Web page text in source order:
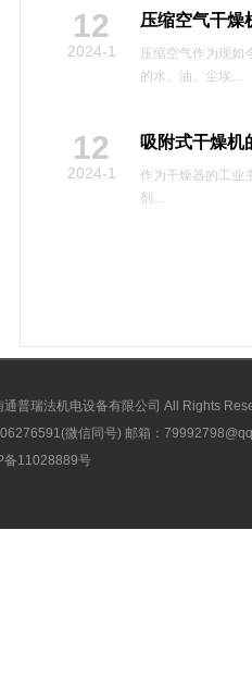
12
2024-1
压缩空气干燥
压缩空气作为现如
的水、油、尘埃...
12
2024-1
吸附式干燥机
作为干燥器的工业
剂...
通普瑞法机电设备有限公司 All Rights
微信同号) 邮箱：
备11028889号